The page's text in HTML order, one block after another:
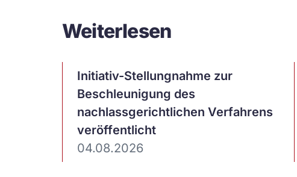
Weiterlesen
Initiativ-Stellungnahme zur
Beschleunigung des
nachlassgerichtlichen Verfahrens
veröffentlicht
04.08.2026
Artikel
ansehen